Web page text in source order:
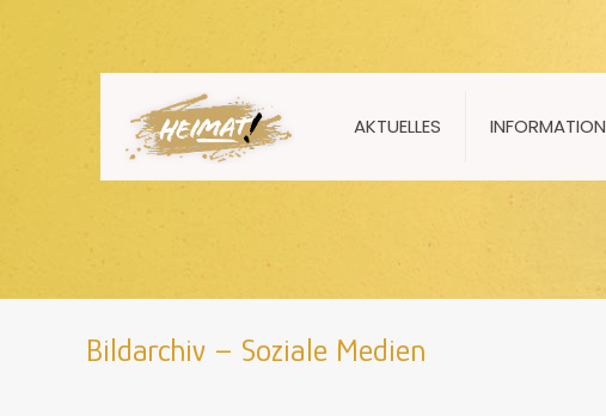
AKTUELLES INFORMATION
Bildarchiv – Soziale Medien